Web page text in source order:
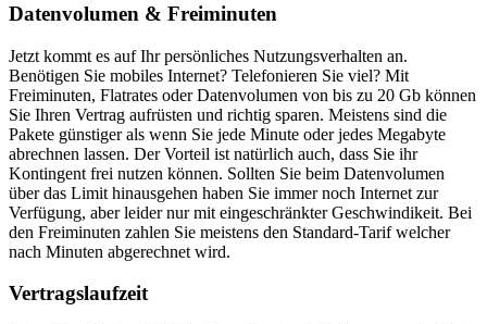
Datenvolumen & Freiminuten
Jetzt kommt es auf Ihr persönliches Nutzungsverhalten an.
Benötigen Sie mobiles Internet? Telefonieren Sie viel? Mit
Freiminuten, Flatrates oder Datenvolumen von bis zu 20 Gb können
Sie Ihren Vertrag aufrüsten und richtig sparen. Meistens sind die
Pakete günstiger als wenn Sie jede Minute oder jedes Megabyte
abrechnen lassen. Der Vorteil ist natürlich auch, dass Sie ihr
Kontingent frei nutzen können. Sollten Sie beim Datenvolumen
über das Limit hinausgehen haben Sie immer noch Internet zur
Verfügung, aber leider nur mit eingeschränkter Geschwindikeit. Bei
den Freiminuten zahlen Sie meistens den Standard-Tarif welcher
nach Minuten abgerechnet wird.
Vertragslaufzeit